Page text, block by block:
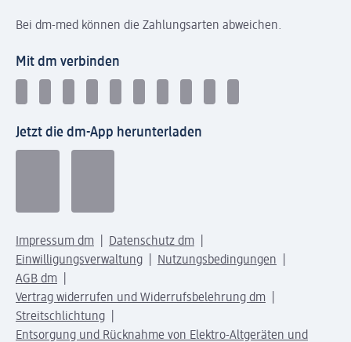
Bei dm-med können die Zahlungsarten abweichen.
Mit dm verbinden
Jetzt die dm-App herunterladen
Impressum dm
Datenschutz dm
Einwilligungsverwaltung
Nutzungsbedingungen
AGB dm
Vertrag widerrufen und Widerrufsbelehrung dm
Streitschlichtung
Entsorgung und Rücknahme von Elektro-Altgeräten und